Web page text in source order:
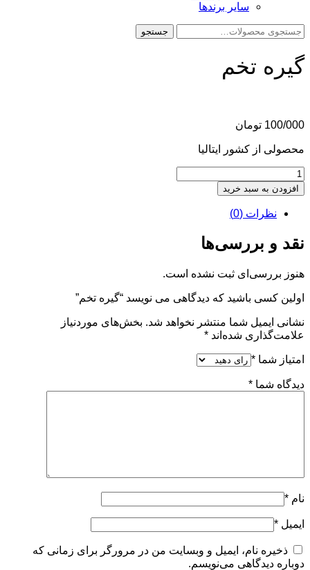
سایر برند‌ها
جستجو
جستجو
گیره تخم
100/000 تومان
محصولی از کشور ایتالیا
گیره
تخم
عدد
افزودن به سبد خرید
نظرات (0)
نقد و بررسی‌ها
هنوز بررسی‌ای ثبت نشده است.
اولین کسی باشید که دیدگاهی می نویسد “گیره تخم”
نشانی ایمیل شما منتشر نخواهد شد. بخش‌های موردنیاز
علامت‌گذاری شده‌اند *
امتیاز شما *
دیدگاه شما *
نام *
ایمیل *
ذخیره نام، ایمیل و وبسایت من در مرورگر برای زمانی که
دوباره دیدگاهی می‌نویسم.